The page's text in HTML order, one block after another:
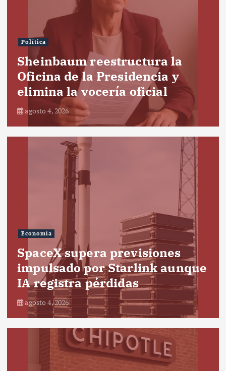
Política
Sheinbaum reestructura la
Oficina de la Presidencia y
elimina la vocería oficial
agosto 4, 2026
Economía
SpaceX supera previsiones
impulsado por Starlink aunque
IA registra pérdidas
agosto 4, 2026